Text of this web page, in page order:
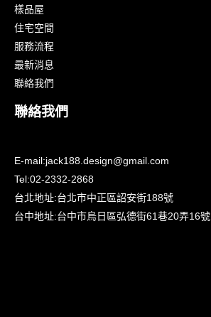
樣品屋
住宅空間
服務流程
最新消息
聯絡我們
聯絡我們
E-mail:jack188.design@gmail.com
Tel:02-2332-2868
台北地址:台北市中正區詔安街188號
台中地址:台中市烏日區弘德街61巷20弄16號